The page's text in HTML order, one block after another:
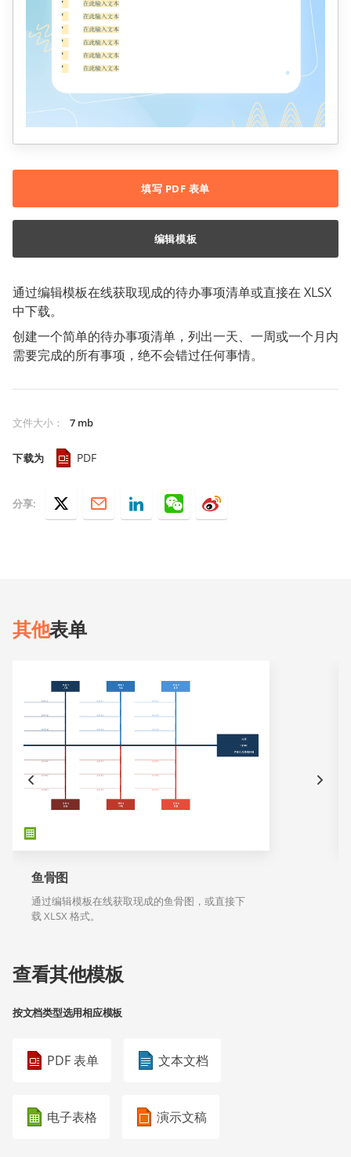
通过编辑模板在线获取现成的待办事项清单或直接在 XLSX
中下载。
创建一个简单的待办事项清单，列出一天、一周或一个月内
需要完成的所有事项，绝不会错过任何事情。
文件大小 ： 7 mb
下载为 PDF
填写 PDF 表单
编辑模板
分享:
其他表单
鱼骨图
通过编辑模板在线获取现成的鱼骨图，或直接下
载 XLSX 格式。
查看其他模板
按文档类型选用相应模板
PDF 表单 文本文档
电子表格 演示文稿